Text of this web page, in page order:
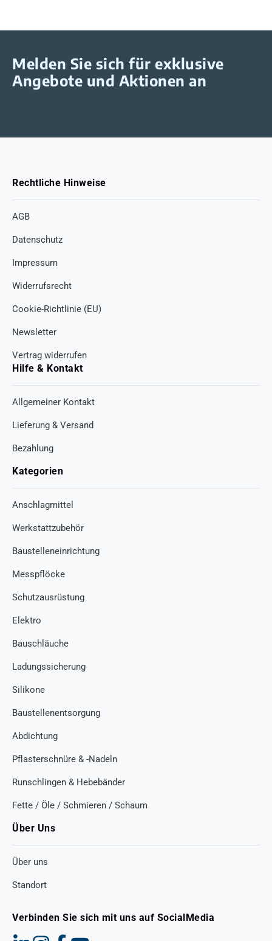
Melden Sie sich für exklusive
Angebote und Aktionen an
Rechtliche Hinweise
AGB
Datenschutz
Impressum
Widerrufsrecht
Cookie-Richtlinie (EU)
Newsletter
Vertrag widerrufen
Hilfe & Kontakt
Allgemeiner Kontakt
Lieferung & Versand
Bezahlung
Kategorien
Anschlagmittel
Werkstattzubehör
Baustelleneinrichtung
Messpflöcke
Schutzausrüstung
Elektro
Bauschläuche
Ladungssicherung
Silikone
Baustellenentsorgung
Abdichtung
Pflasterschnüre & -Nadeln
Runschlingen & Hebebänder
Fette / Öle / Schmieren / Schaum
Über Uns
Über uns
Standort
Verbinden Sie sich mit uns auf SocialMedia